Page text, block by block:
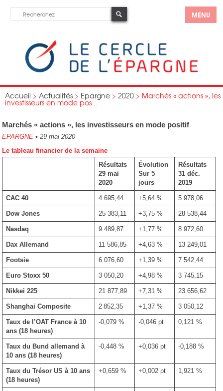
MENU
Accueil > Actualités > Epargne > 2020 > Marchés « actions », les
investisseurs en mode pos...
Marchés « actions », les investisseurs en mode positif
EPARGNE • 29 mai 2020
Le tableau financier de la semaine
Résultats
29 mai
2020
Évolution
Sur 5
jours
Résultats
31 déc.
2019
CAC 40 4 695,44 +5,64 % 5 978,06
Dow Jones 25 383,11 +3,75 % 28 538,44
Nasdaq 9 489,87 +1,77 % 8 972,60
Dax Allemand 11 586,85 +4,63 % 13 249,01
Footsie 6 076,60 +1,39 % 7 542,44
Euro Stoxx 50 3 050,20 +4,98 % 3 745,15
Nikkei 225 21 877,89 +7,31 % 23 656,62
Shanghai Composite 2 852,35 +1,37 % 3 050,12
Taux de l’OAT France à 10
ans (18 heures)
-0,079 % -0,046 pt 0,121 %
Taux du Bund allemand à
10 ans (18 heures)
-0,448 % +0,036 pt -0,188 %
Taux du Trésor US à 10 ans
(18 heures)
+0,659 % +0,002 pt 1,921 %